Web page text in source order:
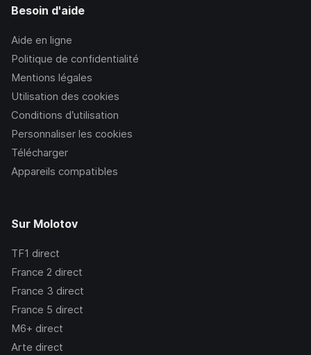
Besoin d'aide
Aide en ligne
Politique de confidentialité
Mentions légales
Utilisation des cookies
Conditions d’utilisation
Personnaliser les cookies
Télécharger
Appareils compatibles
Sur Molotov
TF1 direct
France 2 direct
France 3 direct
France 5 direct
M6+ direct
Arte direct